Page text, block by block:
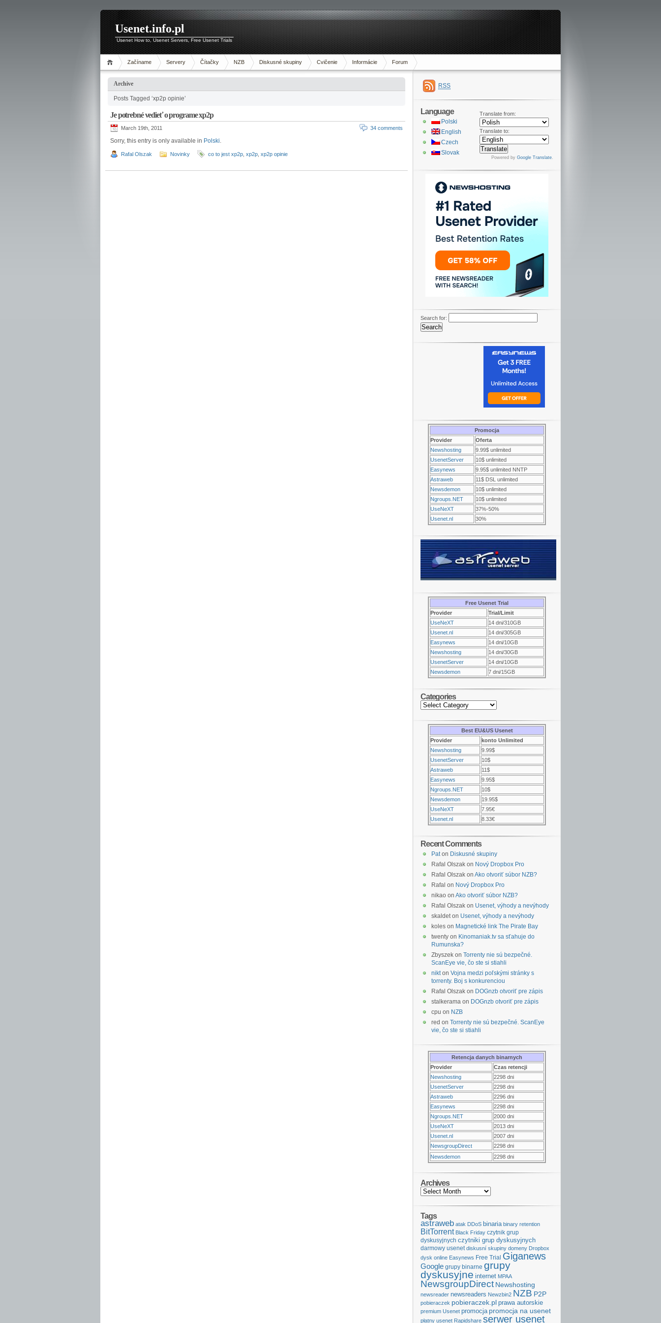
Usenet.info.pl
Usenet How to, Usenet Servers, Free Usenet Trials
Začíname Servery Čítačky NZB Diskusné skupiny Cvičenie Informácie Forum
Archive
Posts Tagged ‘xp2p opinie’
Je potrebné vedieť o programe xp2p
March 19th, 2011 34 comments
Sorry, this entry is only available in Polski.
Rafal Olszak Novinky co to jest xp2p xp2p xp2p opinie
RSS
Translate from:
Translate to:
Powered by Google Translate.
Language
Polski
English
Czech
Slovak
Search for:
Promocja
Provider
Oferta
Newshosting
9.99$ unlimited
UsenetServer
10$ unlimited
Easynews
9.95$ unlimited NNTP
Astraweb
11$ DSL unlimited
Newsdemon
10$ unlimited
Ngroups.NET
10$ unlimited
UseNeXT
37%-50%
Usenet.nl
30%
Free Usenet Trial
Provider
Trial/Limit
UseNeXT
14 dni/310GB
Usenet.nl
14 dni/305GB
Easynews
14 dni/10GB
Newshosting
14 dni/30GB
UsenetServer
14 dni/10GB
Newsdemon
7 dni/15GB
Categories
Best EU&US Usenet
Provider
konto Unlimited
Newshosting
9.99$
UsenetServer
10$
Astraweb
11$
Easynews
9.95$
Ngroups.NET
10$
Newsdemon
19.95$
UseNeXT
7.95€
Usenet.nl
8.33€
Recent Comments
Paton Diskusné skupiny
Rafal Olszak on Nový Dropbox Pro
Rafal Olszak on Ako otvoriť súbor NZB?
Rafal on Nový Dropbox Pro
nikao on Ako otvoriť súbor NZB?
Rafal Olszak on Usenet, výhody a nevýhody
skaldet on Usenet, výhody a nevýhody
koles on Magnetické link The Pirate Bay
twenty on Kinomaniak.tv sa sťahuje do
Rumunska?
Zbyszek on Torrenty nie sú bezpečné.
ScanEye vie, čo ste si stiahli
nikton Vojna medzi poľskými stránky s
torrenty. Boj s konkurenciou
Rafal Olszak on DOGnzb otvoriť pre zápis
stalkerama on DOGnzb otvoriť pre zápis
cpu on NZB
red on Torrenty nie sú bezpečné. ScanEye
vie, čo ste si stiahli
Retencja danych binarnych
Provider
Czas retencji
Newshosting
2298 dni
UsenetServer
2298 dni
Astraweb
2296 dni
Easynews
2298 dni
Ngroups.NET
2000 dni
UseNeXT
2013 dni
Usenet.nl
2007 dni
NewsgroupDirect
2298 dni
Newsdemon
2298 dni
Archives
Tags
astraweb atak DDoS binaria binary retention
BitTorrent Black Friday czytnik grup
dyskusyjnych czytniki grup dyskusyjnych
darmowy usenet diskusní skupiny domeny Dropbox
dysk online Easynews Free Trial Giganews
Google grupy binarne grupy
dyskusyjne internet MPAA
NewsgroupDirect Newshosting
newsreader newsreaders Newzbin2 NZB P2P
pobieraczek pobieraczek.pl prawa autorskie
premium Usenet promocja promocja na usenet
płatny usenet Rapidshare serwer usenet